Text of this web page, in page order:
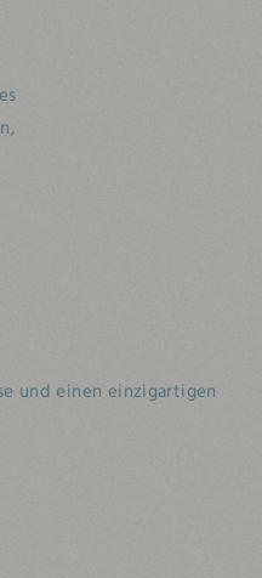
und einen einzigartigen